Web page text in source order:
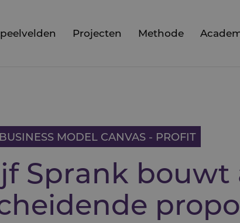
Projecten Methode
BUSINESS MODEL CANVAS - PROFIT
Sprank bouwt